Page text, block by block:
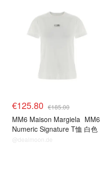
€125.80 €185.00
MM6 Maison Margiela MM6
Numeric Signature T恤 白色
@dealmoon.de